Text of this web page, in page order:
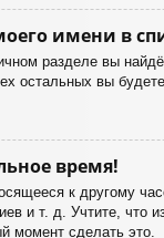
имени в
разделе вы
остальных вы
время!
к другому
и т. д. Учтите, что
момент сделать это.